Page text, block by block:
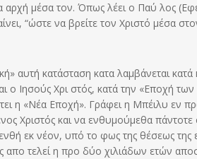
αρχή μέσα τον. Όπως λέει ο Παύ λος
“ώστε να βρείτε τον Χριστό μέσα
αυτή κατάσταση κατα λαμβάνεται
ο Ιησούς Χρι στός, κατά την «Εποχή
η «Νέα Εποχή». Γράφει η Μπέιλυ εν
Χριστός και να ενθυμούμεθα πάντοτε
εκ νέον, υπό το φως της θέσεως
απο τελεί η προ δύο χιλιάδων ετών